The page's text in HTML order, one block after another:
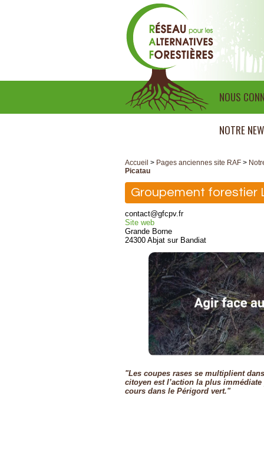
NOUS
NOTRE
Accueil > Pages anciennes site RAF >
Picatau
Groupement forestier
contact@gfcpv.fr
Site web
Grande Borne
24300 Abjat sur Bandiat
"Les coupes rases se multiplient
citoyen est l’action la plus
cours dans le Périgord vert."